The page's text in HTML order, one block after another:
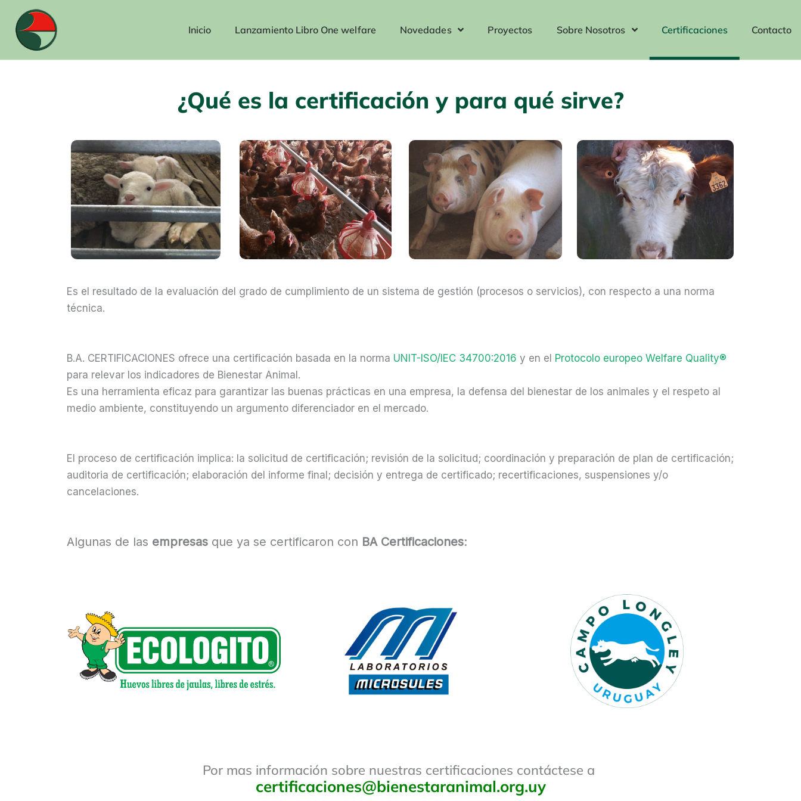
contenido
Inicio Lanzamiento Libro One welfare Novedades Proyectos Sobre Nosotros Certificaciones Contacto
¿Qué es la certificación y para qué sirve?
Es el resultado de la evaluación del grado de cumplimiento de un sistema de gestión (procesos o servicios), con respecto a una norma
técnica.
B.A. CERTIFICACIONES ofrece una certificación basada en la norma UNIT-ISO/IEC 34700:2016 y en el Protocolo europeo Welfare Quality®
para relevar los indicadores de Bienestar Animal.
Es una herramienta eficaz para garantizar las buenas prácticas en una empresa, la defensa del bienestar de los animales y el respeto al
medio ambiente, constituyendo un argumento diferenciador en el mercado.
El proceso de certificación implica: la solicitud de certificación; revisión de la solicitud; coordinación y preparación de plan de certificación;
auditoria de certificación; elaboración del informe final; decisión y entrega de certificado; recertificaciones, suspensiones y/o
cancelaciones.
Algunas de las empresas que ya se certificaron con BA Certificaciones:
Por mas información sobre nuestras certificaciones contáctese a
certificaciones@bienestaranimal.org.uy